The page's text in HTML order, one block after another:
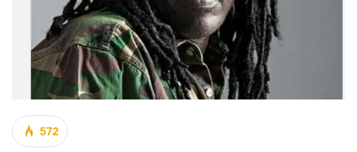
572